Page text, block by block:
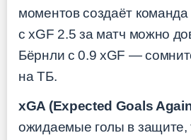
моментов создаёт команда
с xGF 2.5 за матч можно
Бёрнли с 0.9 xGF —
на ТБ.
xGA (Expected Goals
ожидаемые голы в защите,